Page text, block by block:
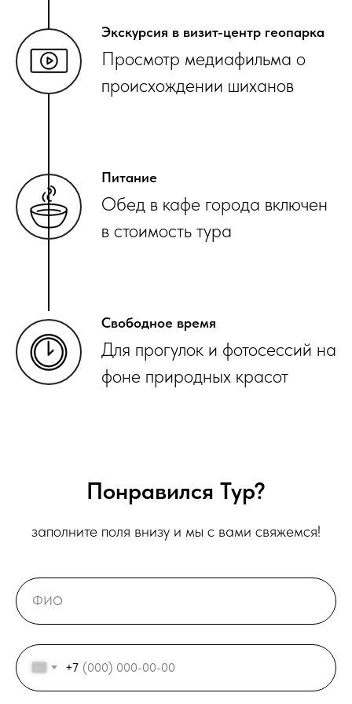
Экскурсия в визит-центр геопарка
Просмотр медиафильма о
происхождении шиханов
Питание
Обед в кафе города включен
в стоимость тура
Свободное время
Для прогулок и фотосессий на
фоне природных красот
Понравился Тур?
заполните поля внизу и мы с вами свяжемся!
+7